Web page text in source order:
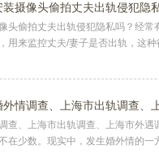
摄像头偷拍丈夫出轨侵犯隐
头偷拍丈夫出轨侵犯隐私吗？经
用来监控丈夫/妻子是否出轨，这
外情调查、上海市出轨调查、
查、上海市出轨调查、上海市外
在少数。现实中，发生婚外情的一